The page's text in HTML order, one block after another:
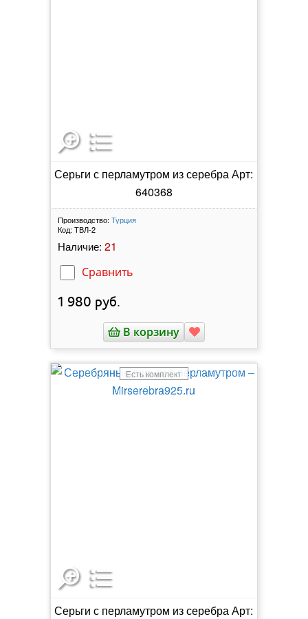
Серьги с перламутром из серебра Арт:
640368
Производство: Турция
Код: ТВЛ-2
Наличие: 21
Сравнить
1 980 руб.
В корзину
Есть комплект
Серьги с перламутром из серебра Арт: